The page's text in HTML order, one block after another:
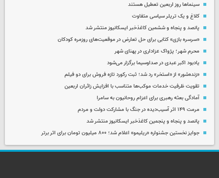
سینماها روز اربعین تعطیل هستند
کلاغ و یک تریلر سیاسی متفاوت
پانصد و پنجاه و ششمین کاغذخبر ایسکانیوز منتشر شد
«سرسره بازی» کتابی برای حل تعارض در موقعیت‌های روزمره کودکان
محرم شهر؛ پژواک عزاداری در پهنای شهر
یادبود اکبر عبدی در صداوسیما برگزار می‌شود
«زنده‌شور» از «استخر» رد شد؛ ثبت رکورد تازه فروش برای دو فیلم
تقویت ظرفیت خدمات موکب‌ها متناسب با افزایش زائران اربعین
آمادگی بعثه رهبری برای اعزام روحانیون به سامرا
مرمت ۱۴۹ اثر آسیب‌دیده در جنگ با مشارکت دولت و مردم
پانصد و پنجاه و پنجمین کاغذخبر ایسکانیوز منتشر شد
جوایز نخستین جشنواره «ریلیمو» اعلام شد؛ ۸۰۰ میلیون تومان برای اثر برتر